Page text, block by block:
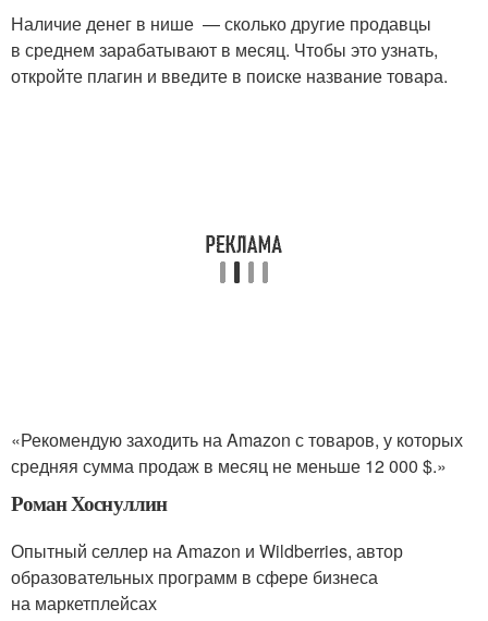
Наличие денег в нише — сколько другие продавцы
в среднем зарабатывают в месяц. Чтобы это узнать,
откройте плагин и введите в поиске название товара.
«Рекомендую заходить на Amazon с товаров, у которых
средняя сумма продаж в месяц не меньше 12 000 $.»
Роман Хоснуллин
Опытный селлер на Amazon и Wildberries, автор
образовательных программ в сфере бизнеса
на маркетплейсах